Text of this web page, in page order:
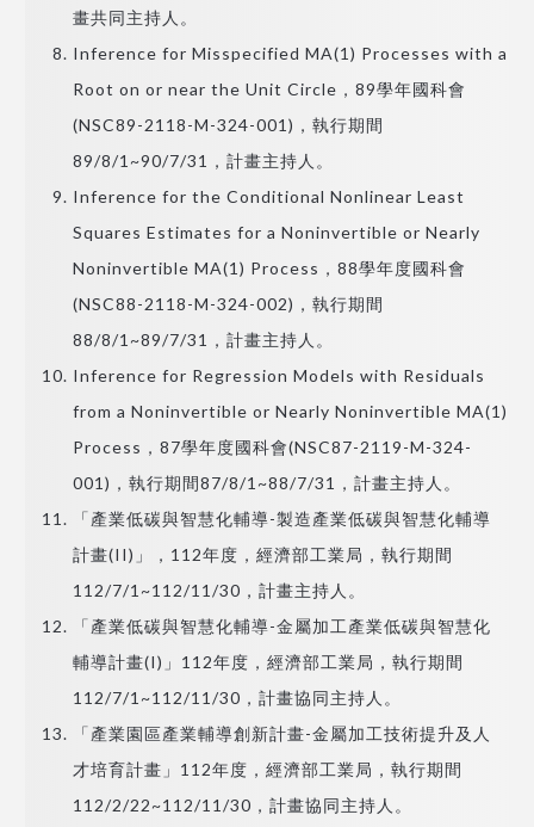
畫共同主持人。
Inference for Misspecified MA(1) Processes with a
Root on or near the Unit Circle，89學年國科會
(NSC89-2118-M-324-001)，執行期間
89/8/1~90/7/31，計畫主持人。
Inference for the Conditional Nonlinear Least
Squares Estimates for a Noninvertible or Nearly
Noninvertible MA(1) Process，88學年度國科會
(NSC88-2118-M-324-002)，執行期間
88/8/1~89/7/31，計畫主持人。
Inference for Regression Models with Residuals
from a Noninvertible or Nearly Noninvertible MA(1)
Process，87學年度國科會(NSC87-2119-M-324-
001)，執行期間87/8/1~88/7/31，計畫主持人。
「產業低碳與智慧化輔導-製造產業低碳與智慧化輔導
計畫(II)」，112年度，經濟部工業局，執行期間
112/7/1~112/11/30，計畫主持人。
「產業低碳與智慧化輔導-金屬加工產業低碳與智慧化
輔導計畫(I)」112年度，經濟部工業局，執行期間
112/7/1~112/11/30，計畫協同主持人。
「產業園區產業輔導創新計畫-金屬加工技術提升及人
才培育計畫」112年度，經濟部工業局，執行期間
112/2/22~112/11/30，計畫協同主持人。